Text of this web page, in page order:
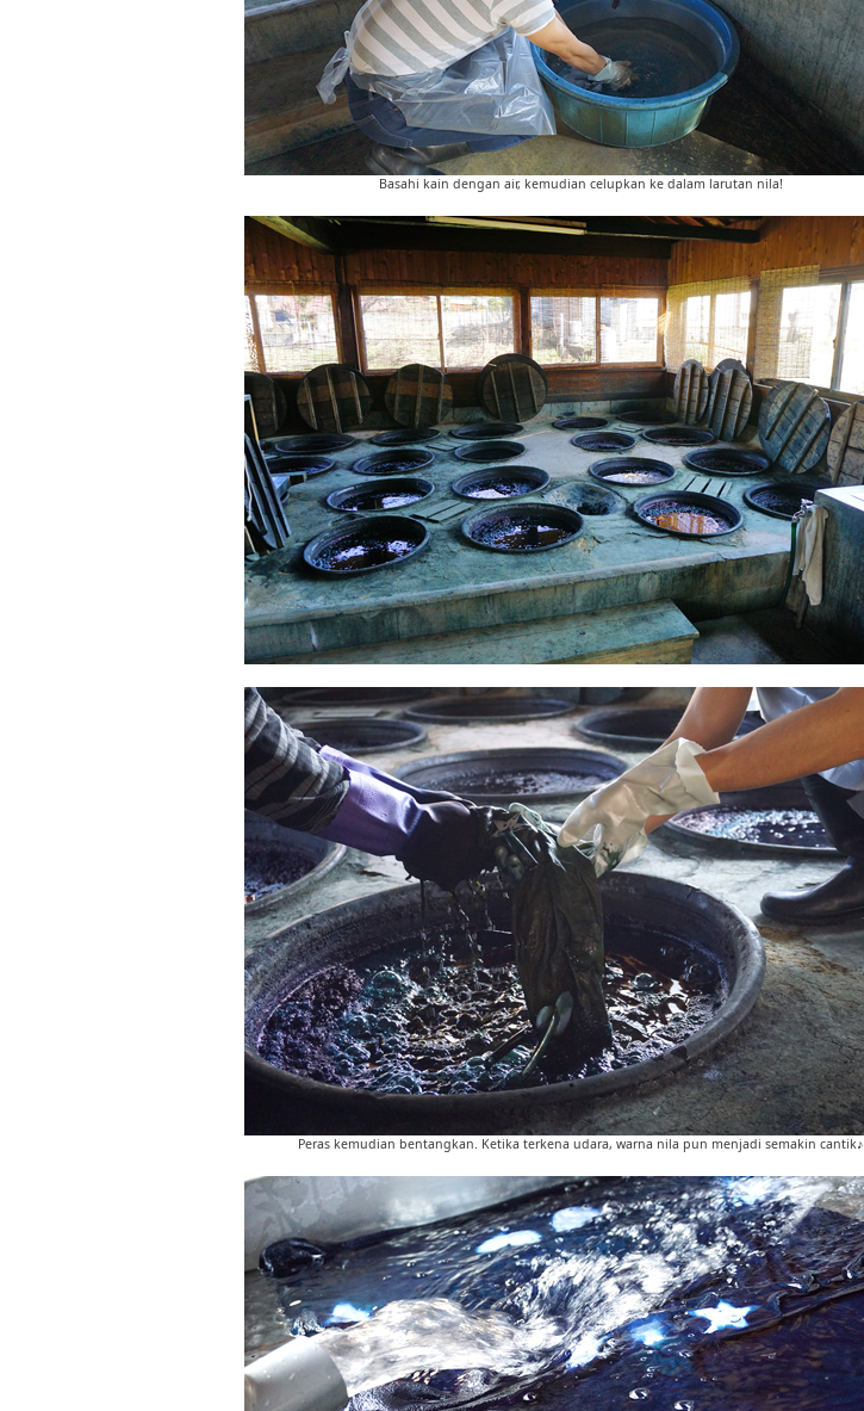
Basahi kain dengan air, kemudian celupkan ke dalam larutan nila!
Peras kemudian bentangkan. Ketika terkena udara, warna nila pun menjadi semakin cantik♪